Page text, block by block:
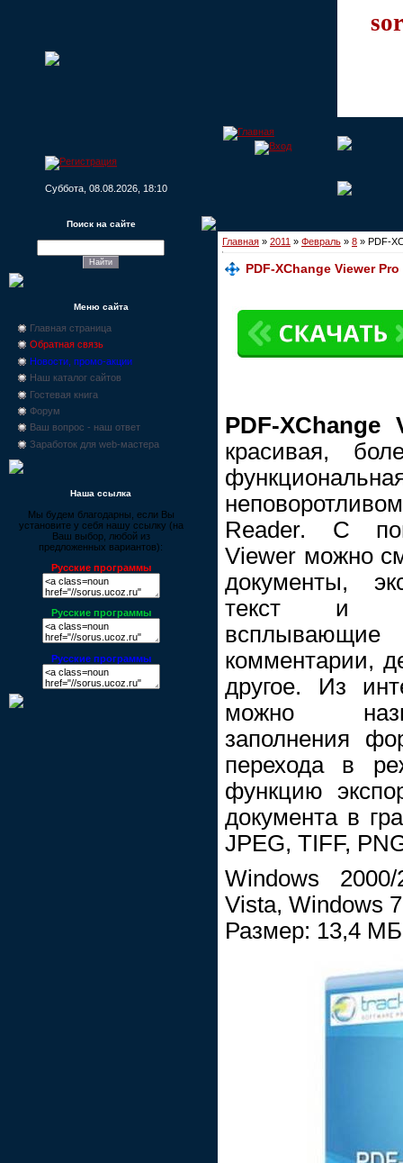
Суббота, 08.08.2026, 18:10
Поиск на сайте
Меню сайта
Главная страница
Обратная связь
Новости, промо-акции
Наш каталог сайтов
Гостевая книга
Форум
Ваш вопрос - наш ответ
Заработок для web-мастера
Наша ссылка
Мы будем благодарны, если Вы
установите у себя нашу ссылку (на
Ваш выбор, любой из
предложенных вариантов):
Русские программы
Русские программы
Русские программы
Главная » 2011 » Февраль » 8 » PDF-
PDF-XChange Viewer
PDF-XChange
красивая,
Reader. С
Viewer можно
документы,
текст и
всплывающие
комментарии,
другое. Из
можно
заполнения
перехода в
функцию
документа в
JPEG, TIFF,
Windows
Vista, Windows 7
Размер: 13,4 МБ